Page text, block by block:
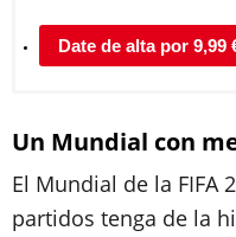
Date de alta por 9,99
Un Mundial con
El Mundial de la FIFA
partidos tenga de la